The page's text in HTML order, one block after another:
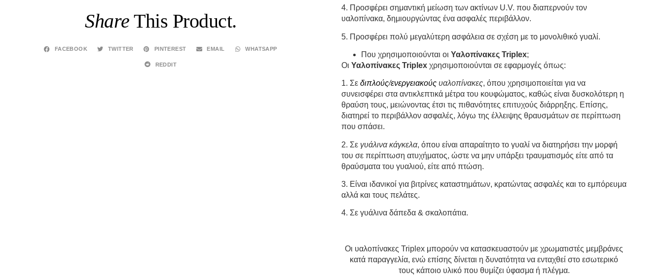
Share This Product.
FACEBOOK TWITTER PINTEREST EMAIL WHATSAPP
REDDIT
4. Προσφέρει σημαντική μείωση των ακτίνων U.V. που διαπερνούν τον
υαλοπίνακα, δημιουργώντας ένα ασφαλές περιβάλλον.
5. Προσφέρει πολύ μεγαλύτερη ασφάλεια σε σχέση με το μονολιθικό γυαλί.
Που χρησιμοποιούνται οι Υαλοπίνακες Triplex;
Οι Υαλοπίνακες Triplex χρησιμοποιούνται σε εφαρμογές όπως:
1. Σε διπλούς/ενεργειακούς υαλοπίνακες, όπου χρησιμοποιείται για να
συνεισφέρει στα αντικλεπτικά μέτρα του κουφώματος, καθώς είναι δυσκολότερη η
θραύση τους, μειώνοντας έτσι τις πιθανότητες επιτυχούς διάρρηξης. Επίσης,
διατηρεί το περιβάλλον ασφαλές, λόγω της έλλειψης θραυσμάτων σε περίπτωση
που σπάσει.
2. Σε γυάλινα κάγκελα, όπου είναι απαραίτητο το γυαλί να διατηρήσει την μορφή
του σε περίπτωση ατυχήματος, ώστε να μην υπάρξει τραυματισμός είτε από τα
θραύσματα του γυαλιού, είτε από πτώση.
3. Είναι ιδανικοί για βιτρίνες καταστημάτων, κρατώντας ασφαλές και το εμπόρευμα
αλλά και τους πελάτες.
4. Σε γυάλινα δάπεδα & σκαλοπάτια.
Οι υαλοπίνακες Triplex μπορούν να κατασκευαστούν με χρωματιστές μεμβράνες
κατά παραγγελία, ενώ επίσης δίνεται η δυνατότητα να ενταχθεί στο εσωτερικό
τους κάποιο υλικό που θυμίζει ύφασμα ή πλέγμα.